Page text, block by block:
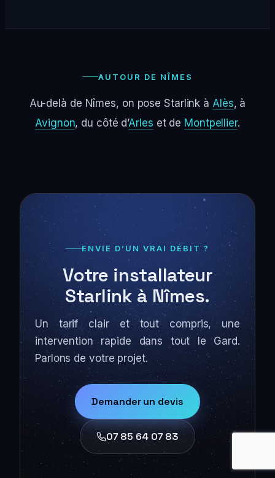
AUTOUR DE NÎMES
Au-delà de Nîmes, on pose Starlink à Alès, à
Avignon, du côté d’Arles et de Montpellier.
ENVIE D’UN VRAI DÉBIT ?
Votre installateur
Starlink à Nîmes.
Un tarif clair et tout compris, une
intervention rapide dans tout le Gard.
Parlons de votre projet.
Demander un devis
07 85 64 07 83